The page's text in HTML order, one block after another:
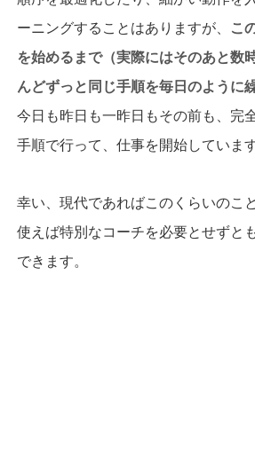
ーニングすることはありますが、
こ
を始めるまで（実際にはそのあと数
んどずっと同じ手順を毎日のように
今日も昨日も一昨日もその前も、完
手順で行って、仕事を開始しています
幸い、現代であればこのくらいのこ
使えば特別なコーチを必要とせずと
できます。